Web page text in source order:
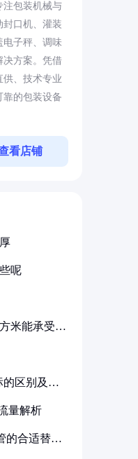
注包装机械与
封口机、灌装
电子秤、调味
决方案。凭借
供、技术专业
靠的包装设备
看店铺
呢
米能承受多
的区别及其
量解析
的合适替代